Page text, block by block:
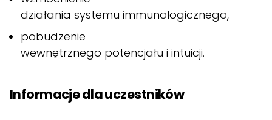
działania systemu immunologicznego,
pobudzenie
wewnętrznego potencjału i intuicji.
Informacje dla uczestników